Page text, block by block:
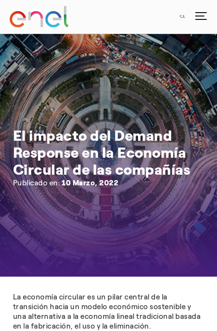
El impacto del Demand
Response en la Economía
Circular de las compañías
Publicado en: 10 Marzo, 2022
La economía circular es un pilar central de la
transición hacia un modelo económico sostenible y
una alternativa a la economía lineal tradicional basada
en la fabricación, el uso y la eliminación.